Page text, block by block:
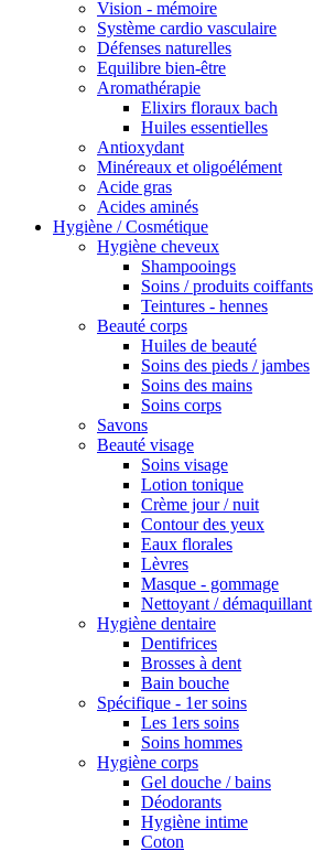
Vision - mémoire
Système cardio vasculaire
Défenses naturelles
Equilibre bien-être
Aromathérapie
Elixirs floraux bach
Huiles essentielles
Antioxydant
Minéreaux et oligoélément
Acide gras
Acides aminés
Hygiène / Cosmétique
Hygiène cheveux
Shampooings
Soins / produits coiffants
Teintures - hennes
Beauté corps
Huiles de beauté
Soins des pieds / jambes
Soins des mains
Soins corps
Savons
Beauté visage
Soins visage
Lotion tonique
Crème jour / nuit
Contour des yeux
Eaux florales
Lèvres
Masque - gommage
Nettoyant / démaquillant
Hygiène dentaire
Dentifrices
Brosses à dent
Bain bouche
Spécifique - 1er soins
Les 1ers soins
Soins hommes
Hygiène corps
Gel douche / bains
Déodorants
Hygiène intime
Coton